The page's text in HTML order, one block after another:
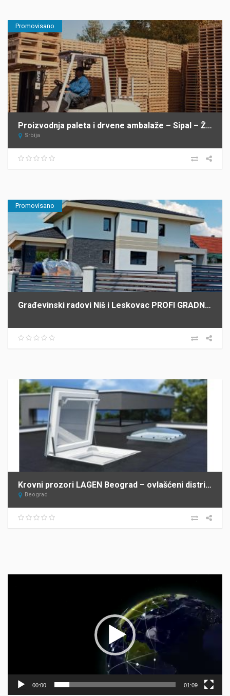
Promovisano
Proizvodnja paleta i drvene ambalaže – Sipal – Žabalj
Srbija
Promovisano
Građevinski radovi Niš i Leskovac PROFI GRADNJA SPASIĆ
Krovni prozori LAGEN Beograd – ovlašćeni distributer FAKRO za Srbiju
Beograd
00:00 01:09